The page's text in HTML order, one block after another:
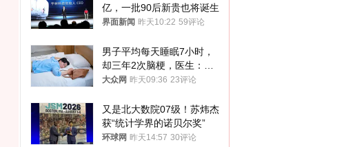
亿，一批90后新贵也将诞生
界面新闻 昨天10:22 59评论
男子平均每天睡眠7小时，
却三年2次脑梗，医生：这
样睡觉更伤身
大众网 昨天09:36 23评论
又是北大数院07级！苏炜杰
获“统计学界的诺贝尔奖”
环球网 昨天14:57 30评论